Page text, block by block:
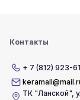
Контакты
+ 7 (812) 923-
ТК "Ланской",